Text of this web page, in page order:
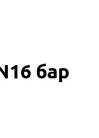
бар